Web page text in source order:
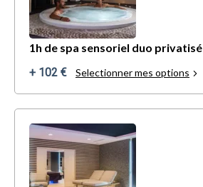
1h de spa sensoriel duo privatisé
+ 102 €
Selectionner mes options